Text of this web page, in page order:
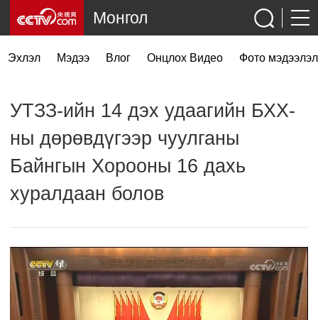
Эхлэл Мэдээ Влог Онцлох Видео Фото мэдээлэл
Монгол
УТЗЗ-ийн 14 дэх удаагийн БХХ-
ны дөрөвдүгээр чуулганы
Байнгын Хорооны 16 дахь
хуралдаан болов